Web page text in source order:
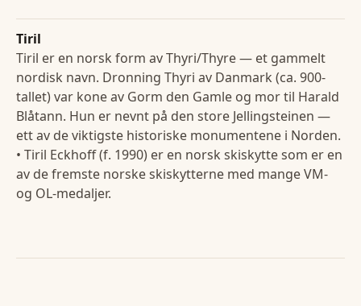
Tiril
Tiril er en norsk form av Thyri/Thyre — et gammelt
nordisk navn. Dronning Thyri av Danmark (ca. 900-
tallet) var kone av Gorm den Gamle og mor til Harald
Blåtann. Hun er nevnt på den store Jellingsteinen —
ett av de viktigste historiske monumentene i Norden.
• Tiril Eckhoff (f. 1990) er en norsk skiskytte som er en
av de fremste norske skiskytterne med mange VM-
og OL-medaljer.